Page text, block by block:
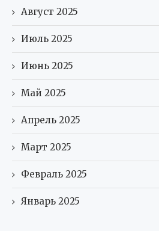
Август 2025
Июль 2025
Июнь 2025
Май 2025
Апрель 2025
Март 2025
Февраль 2025
Январь 2025